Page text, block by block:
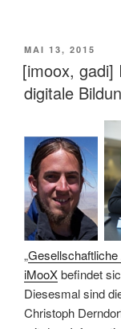
VERÖFFENTLICHT
AM
MAI 13, 2015
[imoox, gadi]
digitale
„
iMooXbefindet
Diesesmal sind
Christoph